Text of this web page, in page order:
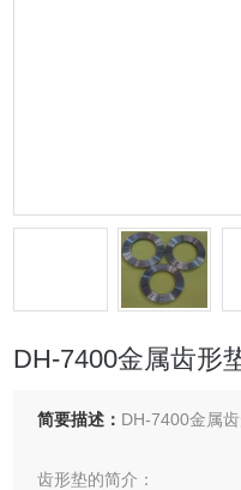
DH-7400金属齿形
简要描述： DH-7400金属
齿形垫的简介：